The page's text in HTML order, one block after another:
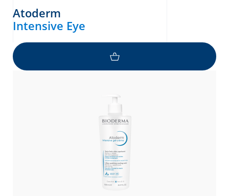
Atoderm
Intensive Eye